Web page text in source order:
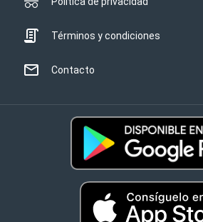
Términos y condiciones
Contacto